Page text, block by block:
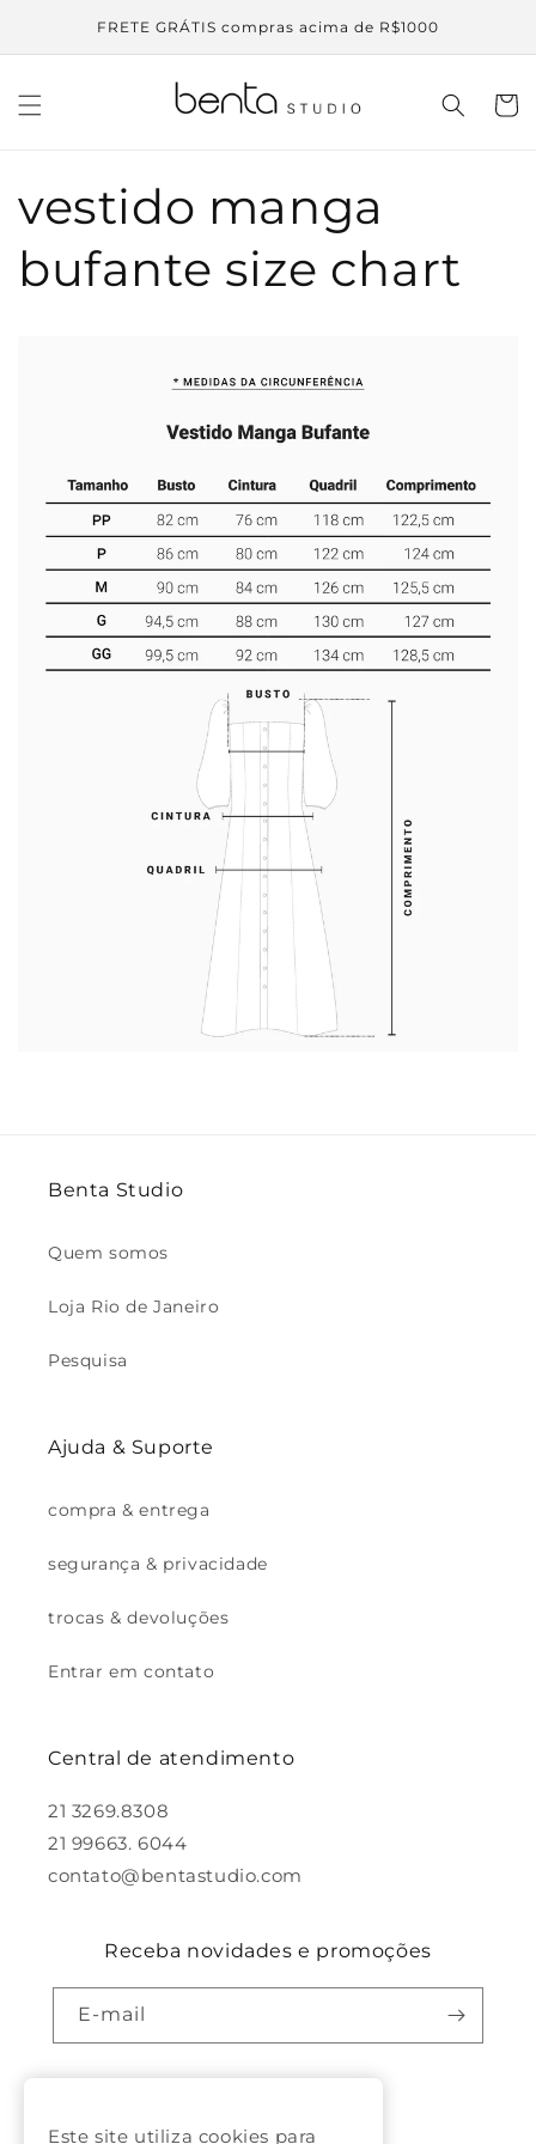
FRETE GRÁTIS compras acima de R$1000
vestido manga
bufante size chart
Benta Studio
Quem somos
Loja Rio de Janeiro
Pesquisa
Ajuda & Suporte
compra & entrega
segurança & privacidade
trocas & devoluções
Entrar em contato
Central de atendimento
21 3269.8308
21 99663. 6044
contato@bentastudio.com
Receba novidades e promoções
E-mail
Este site utiliza cookies para